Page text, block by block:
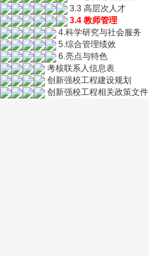
3.3 高层次人才
3.4 教师管理
4.科学研究与社会服务
5.综合管理绩效
6.亮点与特色
考核联系人信息表
创新强校工程建设规划
创新强校工程相关政策文件